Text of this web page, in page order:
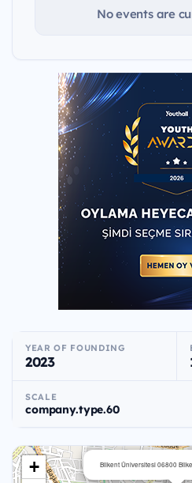
No events are
YEAR OF FOUNDING
2023
SCALE
company.type.60
Bilkent Üniversitesi 06800
+